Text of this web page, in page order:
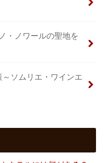
・ノワールの聖地を
ソムリエ・ワインエ